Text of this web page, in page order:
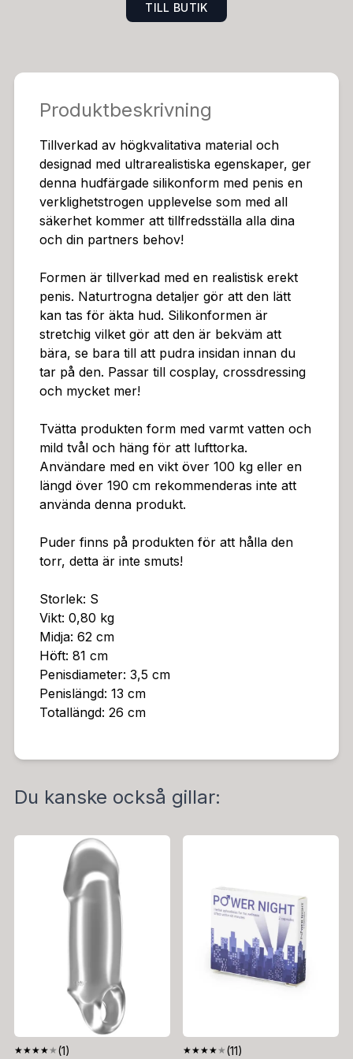
r, detta är inte smuts!Storlek: SVikt: 0,80 kgMidja: 62 c
TILL BUTIK
Produktbeskrivning
Tillverkad av högkvalitativa material och
designad med ultrarealistiska egenskaper, ger
denna hudfärgade silikonform med penis en
verklighetstrogen upplevelse som med all
säkerhet kommer att tillfredsställa alla dina
och din partners behov!
Formen är tillverkad med en realistisk erekt
penis. Naturtrogna detaljer gör att den lätt
kan tas för äkta hud. Silikonformen är
stretchig vilket gör att den är bekväm att
bära, se bara till att pudra insidan innan du
tar på den. Passar till cosplay, crossdressing
och mycket mer!
Tvätta produkten form med varmt vatten och
mild tvål och häng för att lufttorka.
Användare med en vikt över 100 kg eller en
längd över 190 cm rekommenderas inte att
använda denna produkt.
Puder finns på produkten för att hålla den
torr, detta är inte smuts!
Storlek: S
Vikt: 0,80 kg
Midja: 62 cm
Höft: 81 cm
Penisdiameter: 3,5 cm
Penislängd: 13 cm
Totallängd: 26 cm
Du kanske också gillar:
★★★★★ (1) ★★★★★ (11)